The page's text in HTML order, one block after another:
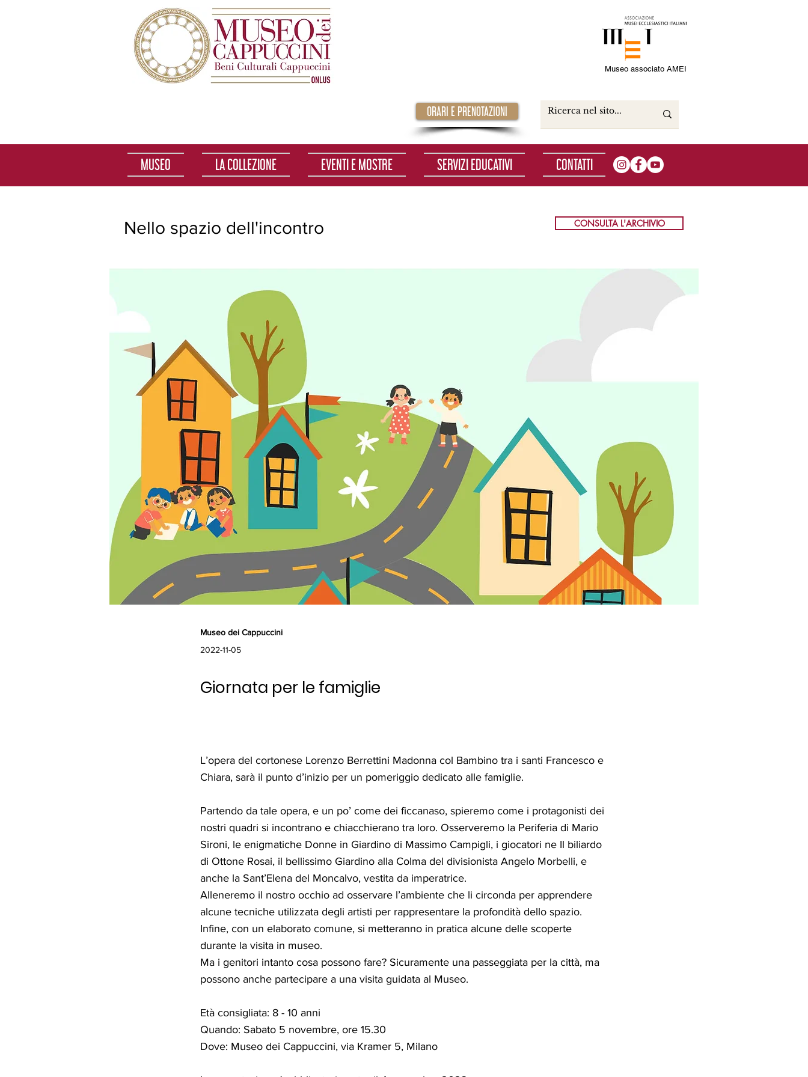
Museo associato AMEI
ORARI E PRENOTAZIONI
MUSEO LA COLLEZIONE EVENTI E MOSTRE SERVIZI EDUCATIVI CONTATTI
Nello spazio dell'incontro CONSULTA L'ARCHIVIO
Museo dei Cappuccini
2022-11-05
Giornata per le famiglie
L’opera del cortonese Lorenzo Berrettini Madonna col Bambino tra i santi Francesco e
Chiara, sarà il punto d’inizio per un pomeriggio dedicato alle famiglie.
Partendo da tale opera, e un po’ come dei ficcanaso, spieremo come i protagonisti dei
nostri quadri si incontrano e chiacchierano tra loro. Osserveremo la Periferia di Mario
Sironi, le enigmatiche Donne in Giardino di Massimo Campigli, i giocatori ne Il biliardo
di Ottone Rosai, il bellissimo Giardino alla Colma del divisionista Angelo Morbelli, e
anche la Sant’Elena del Moncalvo, vestita da imperatrice.
Alleneremo il nostro occhio ad osservare l’ambiente che li circonda per apprendere
alcune tecniche utilizzata degli artisti per rappresentare la profondità dello spazio.
Infine, con un elaborato comune, si metteranno in pratica alcune delle scoperte
durante la visita in museo.
Ma i genitori intanto cosa possono fare? Sicuramente una passeggiata per la città, ma
possono anche partecipare a una visita guidata al Museo.
Età consigliata: 8 - 10 anni
Quando: Sabato 5 novembre, ore 15.30
Dove: Museo dei Cappuccini, via Kramer 5, Milano